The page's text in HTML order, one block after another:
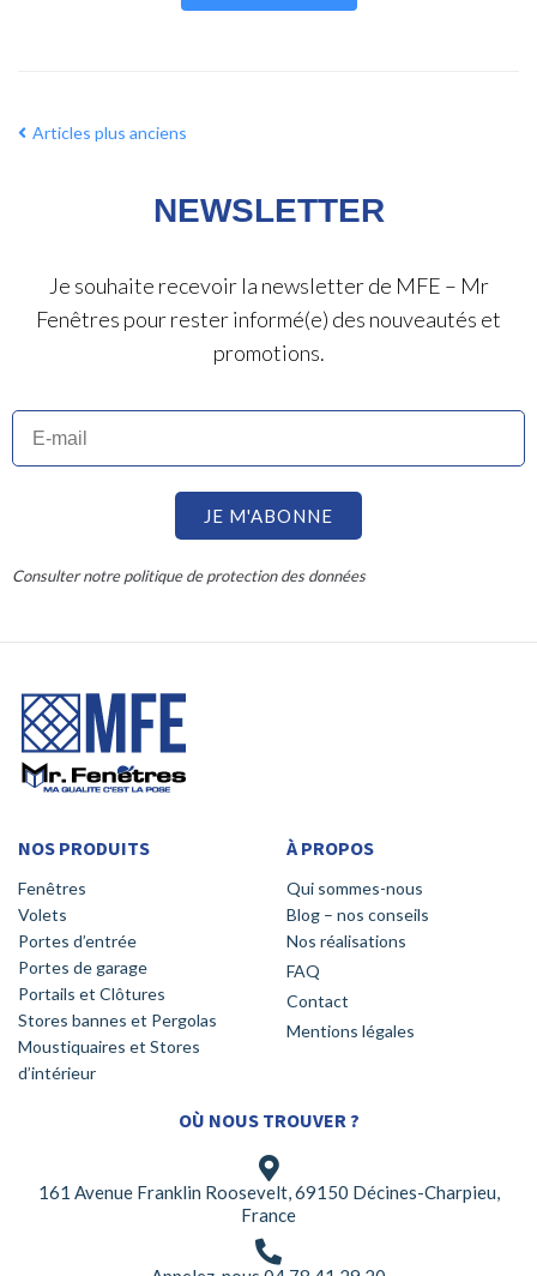
Articles plus anciens
NEWSLETTER
Je souhaite recevoir la newsletter de MFE – Mr
Fenêtres pour rester informé(e) des nouveautés et
promotions.
JE M'ABONNE
Consulter notre politique de protection des données
NOS PRODUITS
Fenêtres
Volets
Portes d’entrée
Portes de garage
Portails et Clôtures
Stores bannes et Pergolas
Moustiquaires et Stores
d’intérieur
À PROPOS
Qui sommes-nous
Blog – nos conseils
Nos réalisations
FAQ
Contact
Mentions légales
OÙ NOUS TROUVER ?
161 Avenue Franklin Roosevelt, 69150 Décines-Charpieu,
France